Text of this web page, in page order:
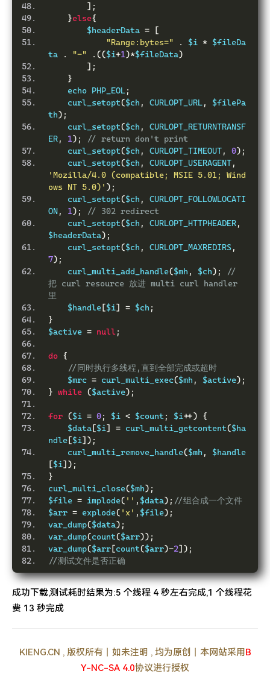
];
}else{
        $headerData
=
[
"Range:bytes="
. $i * $fileDa
ta
. "-" .(($i+1)*$fileData)
];
}
    echo PHP_EOL
;
    curl_setopt
($ch , CURLOPT_URL,
$filePa
th);
    curl_setopt
($ch ,
CURLOPT_RETURNTRANSF
ER, 1);
// return don't print
    curl_setopt
($ch , CURLOPT_TIMEOUT, 0);
    curl_setopt
($ch , CURLOPT_USERAGENT,
'Mozilla/4.0 (compatible; MSIE 5.01; Wind
ows NT 5.0)' );
    curl_setopt
($ch ,
CURLOPT_FOLLOWLOCATI
ON, 1);
// 302 redirect
    curl_setopt
($ch , CURLOPT_HTTPHEADER,
$headerData);
    curl_setopt
($ch , CURLOPT_MAXREDIRS,
7);
    curl_multi_add_handle
($mh , $ch);
//
把 curl resource 放进 multi curl handler
里
    $handle
[$i] = $ch ;
}
$active = null ;
do {
//同时执行多线程,直到全部完成或超时
    $mrc
= curl_multi_exec($mh , $active);
} while ($active);
for ($i = 0; $i < $count ; $i++)
{
    $data
[$i] = curl_multi_getcontent($ha
ndle [$i]);
    curl_multi_remove_handle
($mh ,
$handle
[$i]);
}
curl_multi_close($mh);
$file = implode( '' , $data); //组合成一个文件
$arr = explode( 'x' , $file);
var_dump($data);
var_dump(count($arr));
var_dump($arr [count($arr)-2]);
//测试文件是否正确
成功下载,测试耗时结果为:5 个线程 4 秒左右完成,1 个线程花
费 13 秒完成
KIENG.CN , 版权所有丨如未注明 , 均为原创丨本网站采用 B
Y-NC-SA 4.0协议进行授权